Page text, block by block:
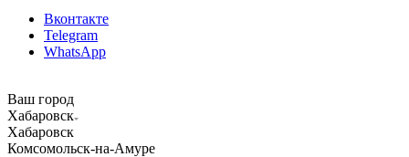
Вконтакте
Telegram
WhatsApp
Ваш город
Хабаровск
Хабаровск
Комсомольск-на-Амуре